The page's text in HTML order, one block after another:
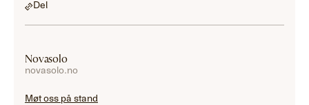
Del
Novasolo
novasolo.no
Møt oss på stand